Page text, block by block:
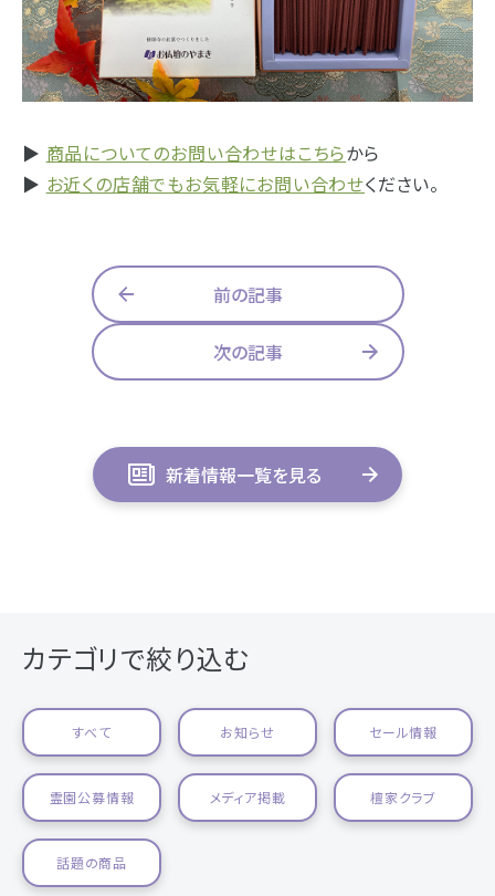
静岡本通店 静岡石田街道店 清水店
裾野店
お店一覧を見る
- 企業情報
- 採用情報
- なつかしのCM
- プライバシーポリシー
▶ 商品についてのお問い合わせはこちらから
▶ お近くの店舗でもお気軽にお問い合わせください。
前の記事
次の記事
新着情報一覧を見る
カテゴリで絞り込む
すべて お知らせ セール情報
霊園公募情報 メディア掲載 檀家クラブ
話題の商品